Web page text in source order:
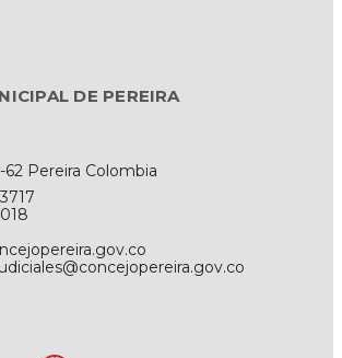
DE PEREIRA
62 Pereira Colombia